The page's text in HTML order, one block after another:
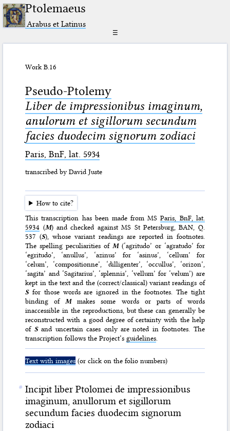
Ptolemaeus
Arabus et Latinus
☰
Work B.16
Pseudo-Ptolemy
Liber de impressionibus imaginum,
anulorum et sigillorum secundum
facies duodecim signorum zodiaci
Paris, BnF, lat. 5934
transcribed by David Juste
How to cite?
This transcription has been made from MSParis, BnF, lat.
5934 (M) and checked against MS St Petersburg, BAN, Q.
537 (S), whose variant readings are reported in footnotes.
The spelling peculiarities of M(‘agritudo’ or ‘agratudo’ for
‘egritudo’, ‘anullus’, ‘azinus’ for ‘asinus’, ‘cellum’ for
‘celum’, ‘compositionne’, ‘dilligenter’, ‘occullus’, ‘orizon’,
‘sagita’ and ‘Sagitarius’, ‘splennis’, ‘vellum’ for ‘velum’) are
kept in the text and the (correct/classical) variant readings of
Sfor those words are ignored in the footnotes. The tight
binding of Mmakes some words or parts of words
inaccessible in the reproductions, but these can generally be
reconstructed with a good degree of certainty with the help
of Sand uncertain cases only are noted in footnotes. The
transcription follows the Project’s guidelines
Text with images (or click on the folio numbers)
Incipit liber Ptolomei de impressionibus
imaginum, anullorum et sigillorum
secundum facies duodecim signorum
zodiaci